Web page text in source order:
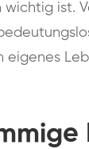
wichtig ist.